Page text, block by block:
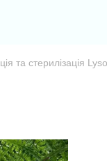
та стерилізація